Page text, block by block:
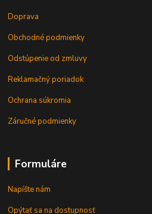
Doprava
Obchodné podmienky
Odstúpenie od zmluvy
Reklamačný poriadok
Ochrana súkromia
Záručné podmienky
Formuláre
Napíšte nám
Opýtať sa na dostupnosť